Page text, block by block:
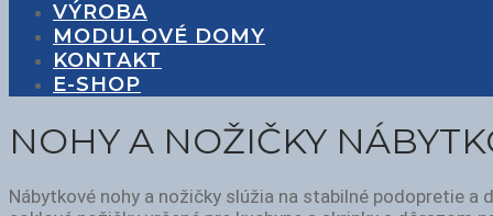
VÝROBA
MODULOVÉ DOMY
KONTAKT
E-SHOP
NOHY A NOŽIČKY
Nábytkové nohy a nožičky slúžia na stabilné podopretie